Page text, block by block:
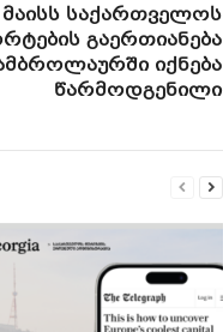
მაისს საქართველოს
გაერთიანება
იქნება
წარმოდგენილი